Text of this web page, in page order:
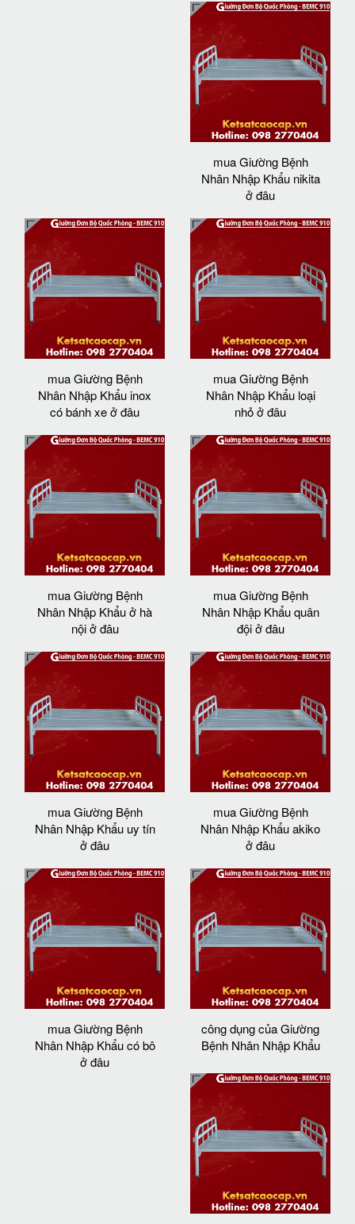
mua Giường Bệnh
Nhân Nhập Khẩu nikita
ở đâu
mua Giường Bệnh
Nhân Nhập Khẩu inox
có bánh xe ở đâu
mua Giường Bệnh
Nhân Nhập Khẩu loại
nhỏ ở đâu
mua Giường Bệnh
Nhân Nhập Khẩu ở hà
nội ở đâu
mua Giường Bệnh
Nhân Nhập Khẩu quân
đội ở đâu
mua Giường Bệnh
Nhân Nhập Khẩu uy tín
ở đâu
mua Giường Bệnh
Nhân Nhập Khẩu akiko
ở đâu
mua Giường Bệnh
Nhân Nhập Khẩu có bô
ở đâu
công dụng của Giường
Bệnh Nhân Nhập Khẩu